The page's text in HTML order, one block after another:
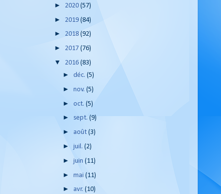
► 2020 (57)
► 2019 (84)
► 2018 (92)
► 2017 (76)
▼ 2016 (83)
►déc.(5)
►nov.(5)
►oct.(5)
► sept.(9)
► août(3)
►juil.(2)
►juin(11)
►mai(11)
► avr.(10)